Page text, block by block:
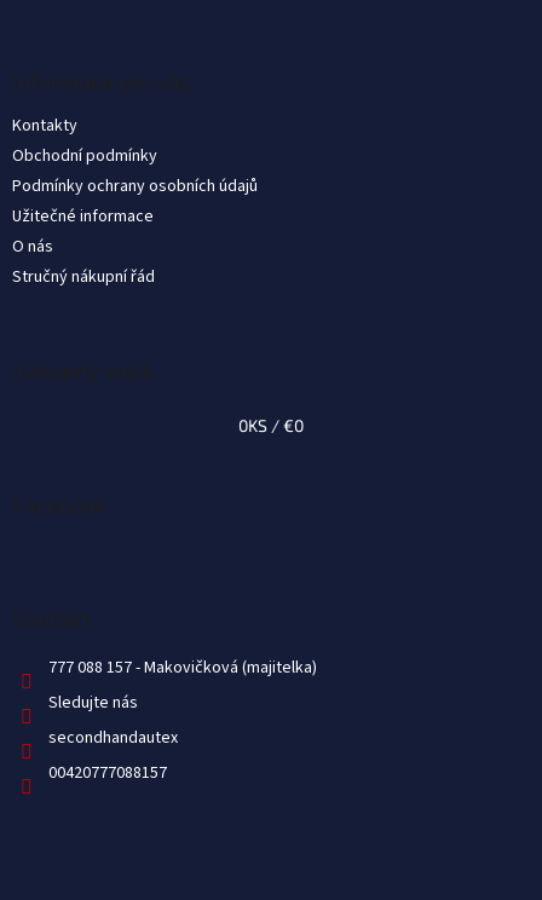
Informace pro vás
Kontakty
Obchodní podmínky
Podmínky ochrany osobních údajů
Užitečné informace
O nás
Stručný nákupní řád
Nákupný košík
0KS /€0
Facebook
Kontakt
777 088 157
Sledujte nás
secondhandautex
00420777088157